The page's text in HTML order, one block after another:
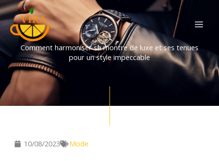
Aller
au
contenu
Comment harmoniser sa montre de luxe et ses tenues
pour un style impeccable
10/08/2023 Mode